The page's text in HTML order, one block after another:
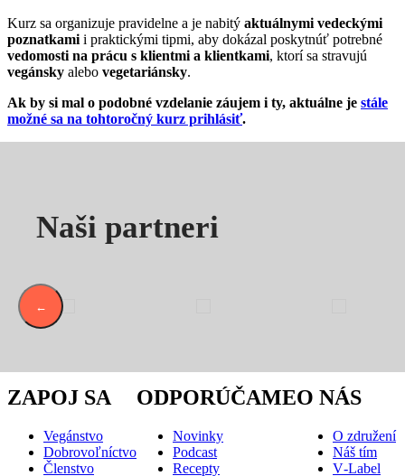
Kurz sa organizuje pravidelne a je nabitý aktuálnymi vedeckými
poznatkami i praktickými tipmi, aby dokázal poskytnúť potrebné
vedomosti na prácu s klientmi a klientkami, ktorí sa stravujú
vegánsky alebo vegetariánsky.
Ak by si mal o podobné vzdelanie záujem i ty, aktuálne je stále
možné sa na tohtoročný kurz prihlásiť.
Naši partneri
←
ZAPOJ SA
Vegánstvo
Dobrovoľníctvo
Členstvo
ODPORÚČAME
Novinky
Podcast
Recepty
O NÁS
O združení
Náš tím
V‑Label